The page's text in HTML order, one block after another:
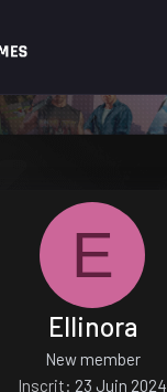
E
Ellinora
New member
Inscrit
23 Juin 2024